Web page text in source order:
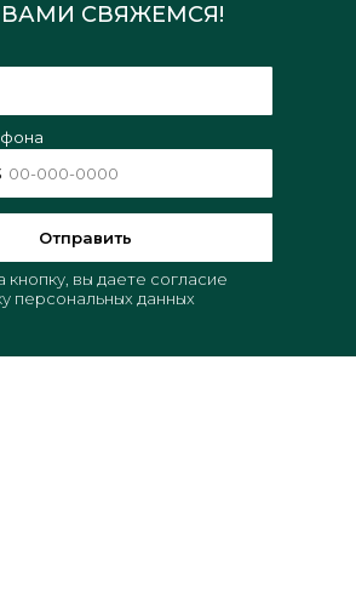
СВЯЖЕМСЯ!
Отправить
вы даете согласие
персональных данных